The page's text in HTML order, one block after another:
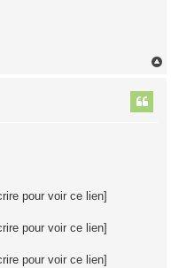
pour voir ce lien]
pour voir ce lien]
pour voir ce lien]